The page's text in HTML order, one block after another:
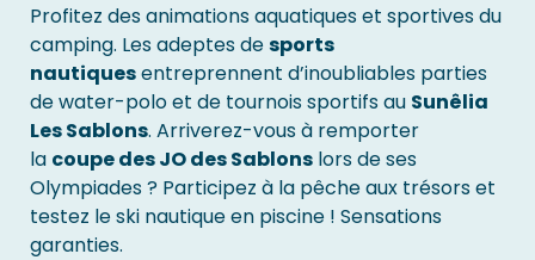
Profitez des animations aquatiques et sportives du
camping. Les adeptes desports
nautiquesentreprennent d’inoubliables parties
de water-polo et de tournois sportifs au Sunêlia
Les Sablons. Arriverez-vous à remporter
la coupe des JO des Sablonslors de ses
Olympiades ? Participez à la pêche aux trésors et
testez le ski nautique en piscine ! Sensations
garanties.